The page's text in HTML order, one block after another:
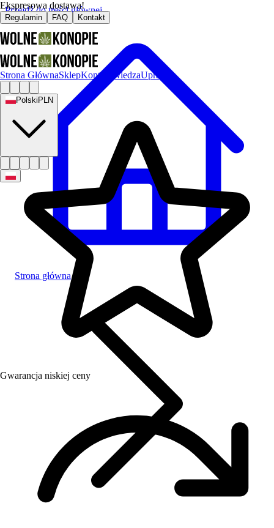
Przejdź do treści głównej
Ekspresowa dostawa!
Regulamin FAQ Kontakt
Strona GłównaSklepKontakt WiedzaUprawa
Polski PLN
Gwarancja niskiej ceny
Strona główna